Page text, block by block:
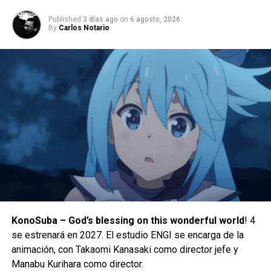
DON'T MISS
¡Galactus ha muerto!
Yosimar Astivia
Además, para celebrar el hito de los 100 millones de
descargas, KONAMI ha agregado el Paquete Elemental
Published 3 días ago on 6 agosto, 2026
By Carlos Notario
KonoSuba – God’s blessing on this wonderful world! 4
se estrenará en 2027. El estudio ENGI se encarga de la
animación, con Takaomi Kanasaki como director jefe y
Manabu Kurihara como director.